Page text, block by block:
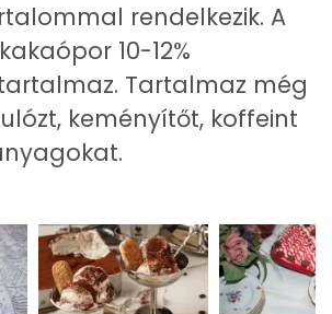
rendelkezik. A
10-12%
Tartalmaz még
keményítőt, koffeint